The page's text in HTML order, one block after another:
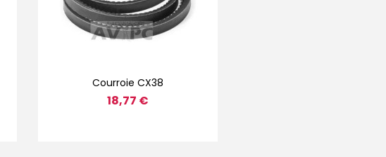
Aperçu rapide
Courroie CX38
18,77 €